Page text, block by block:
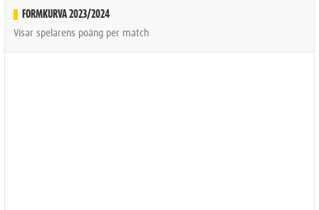
FORMKURVA 2023/2024
Visar spelarens poäng per match